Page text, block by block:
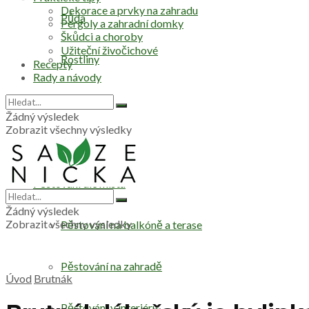
Půda
Rostliny
Zelenina
Pěstování dle místa
Pěstování na balkóně a terase
Pěstování na zahradě
Dekorace a prvky na zahradu
Pergoly a zahradní domky
Škůdci a choroby
Užiteční živočichové
Recepty
Rady a návody
Žádný výsledek
Zobrazit všechny výsledky
Žádný výsledek
Zobrazit všechny výsledky
Úvod Brutnák